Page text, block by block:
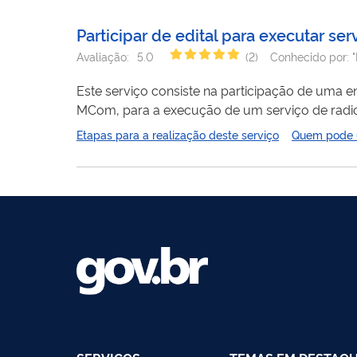
Participar de edital para executar
Avaliação: 5.0 (2) Conhecido por:
Este serviço consiste na participação de uma
MCom, para a execução de um serviço de
(FME) quanto de sons e imagens (TVE). O
educação...
Etapas para a realização deste serviço Quem pode